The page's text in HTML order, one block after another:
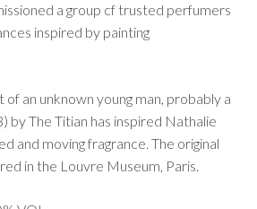
a group cf trusted perfumers
inspired by painting
an unknown young man, probably a
by The Titian has inspired Nathalie
and moving fragrance. The original
in the Louvre Museum, Paris.